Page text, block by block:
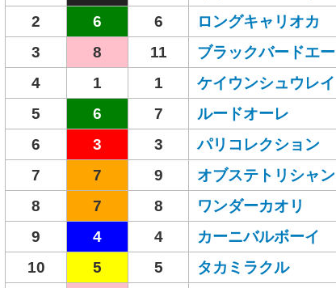
2
6 6 ロングキャリオカ
3
8 11 ブラックバードエー
4
1 1 ケイウンシュウレイ
5
6 7 ルードオーレ
6
3 3 パリコレクション
7
7 9 オブステトリシャン
8
7 8 ワンダーカオリ
9
4 4 カーニバルボーイ
10
5 5 タカミラクル